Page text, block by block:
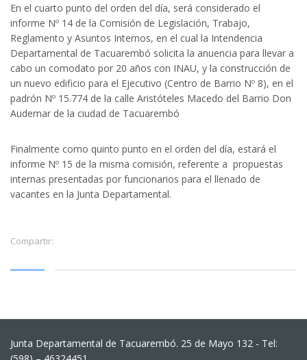
En el cuarto punto del orden del día, será considerado el
informe Nº 14 de la Comisión de Legislación, Trabajo,
Reglamento y Asuntos Internos, en el cual la Intendencia
Departamental de Tacuarembó solicita la anuencia para llevar a
cabo un comodato por 20 años con INAU, y la construcción de
un nuevo edificio para el Ejecutivo (Centro de Barrio Nº 8), en el
padrón Nº 15.774 de la calle Aristóteles Macedo del Barrio Don
Audemar de la ciudad de Tacuarembó
Finalmente como quinto punto en el orden del día, estará el
informe Nº 15 de la misma comisión, referente a propuestas
internas presentadas por funcionarios para el llenado de
vacantes en la Junta Departamental.
Compartir:
Junta Departamental de Tacuarembó. 25 de Mayo 132 - Tel: